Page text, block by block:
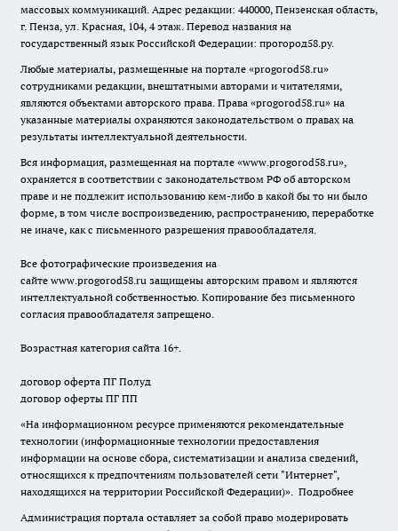
массовых коммуникаций. Адрес редакции: 440000, Пензенская область,
г. Пенза, ул. Красная, 104, 4 этаж. Перевод названия на
государственный язык Российской Федерации: прогород58.ру.
Любые материалы, размещенные на портале «progorod58.ru»
сотрудниками редакции, внештатными авторами и читателями,
являются объектами авторского права. Права «progorod58.ru» на
указанные материалы охраняются законодательством о правах на
результаты интеллектуальной деятельности.
Вся информация, размещенная на портале «www.progorod58.ru»,
охраняется в соответствии с законодательством РФ об авторском
праве и не подлежит использованию кем-либо в какой бы то ни было
форме, в том числе воспроизведению, распространению, переработке
не иначе, как с письменного разрешения правообладателя.
Все фотографические произведения на
сайте www.progorod58.ru защищены авторским правом и являются
интеллектуальной собственностью. Копирование без письменного
согласия правообладателя запрещено.
Возрастная категория сайта 16+.
договор оферта ПГ Полуд
договор оферты ПГ ПП
«На информационном ресурсе применяются рекомендательные
технологии (информационные технологии предоставления
информации на основе сбора, систематизации и анализа сведений,
относящихся к предпочтениям пользователей сети "Интернет",
находящихся на территории Российской Федерации)». Подробнее
Администрация портала оставляет за собой право модерировать